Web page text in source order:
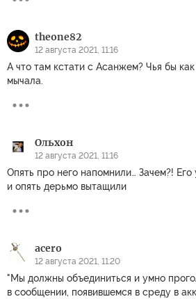
theone82
12 августа 2021, 11:16
А что там кстати с Асанжем? Чья бы как
мычала.
Ольхон
12 августа 2021, 11:16
Опять про него напомнили… Зачем?!
и опять дерьмо вытащили
acero
12 августа 2021, 11:20
"Мы должны объединиться и умно
в сообщении, появившемся в среду в